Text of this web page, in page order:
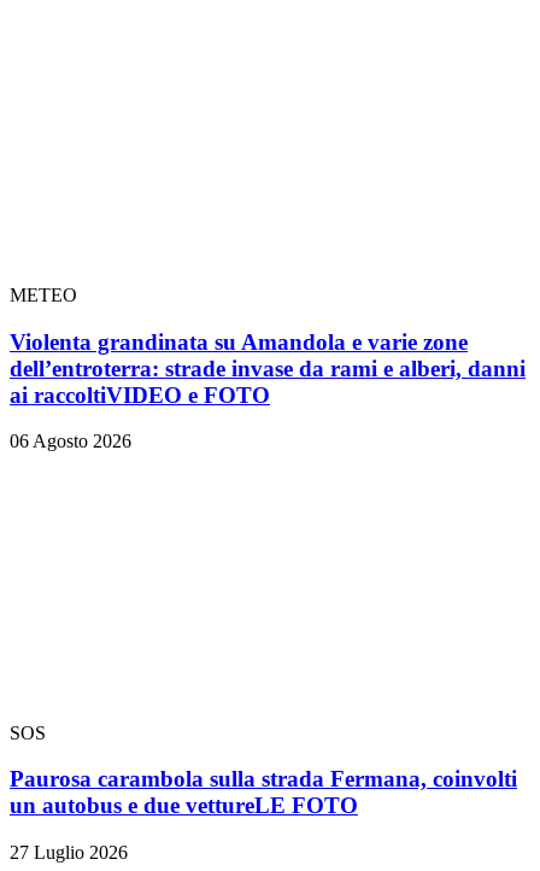
METEO
Violenta grandinata su Amandola e varie zone
dell’entroterra: strade invase da rami e alberi, danni
ai raccoltiVIDEO e FOTO
06 Agosto 2026
SOS
Paurosa carambola sulla strada Fermana, coinvolti
un autobus e due vettureLE FOTO
27 Luglio 2026